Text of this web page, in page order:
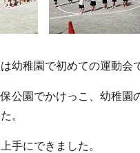
幼稚園で初めての運動会
公園でかけっこ、幼稚園
。
手にできました。